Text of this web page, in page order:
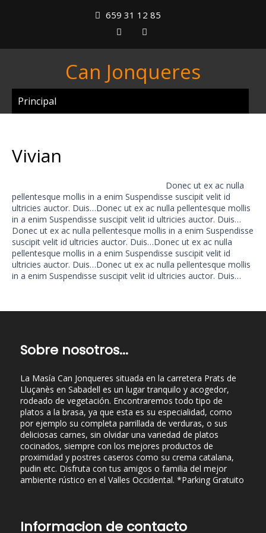
659 31 12 85
Can Jonqueres
Principal
Vivian
Donec ut ex ac nulla
pellentesque mollis in a enim Suspendisse suscipit velit id
ultricies auctor. Duis…Donec ut ex ac nulla pellentesque mollis
in a enim Suspendisse suscipit velit id ultricies auctor. Duis…
Donec ut ex ac nulla pellentesque mollis in a enim Suspendisse
suscipit velit id ultricies auctor. Duis…Donec ut ex ac nulla
pellentesque mollis in a enim Suspendisse suscipit velit id
ultricies auctor. Duis…Donec ut ex ac nulla pellentesque mollis
in a enim Suspendisse suscipit velit id ultricies auctor. Duis…
Sobre nosotros...
La Masía Can Jonqueres situada en la carretera Prats de
Lluçanès en Sabadell es un lugar tranquilo y acogedor,
rodeado de vegetación. Encontraremos todo tipo de
platos a la brasa, ya que esta es su especialidad, como
por ejemplo su completa parrillada de verduras, o sus
deliciosas carnes, sin olvidar una variedad de platos
cocinados, siempre con los mejores productos de
proximidad y postres caseros como su crema catalana,
pudin etc. Disfruta con tus amigos o familia del mejor
ambiente rústico en el Valles Occidental. *Parking Gratuito
Informacion de contacto